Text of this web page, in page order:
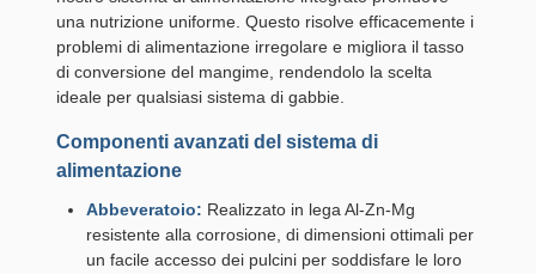
una nutrizione uniforme. Questo risolve efficacemente i
problemi di alimentazione irregolare e migliora il tasso
di conversione del mangime, rendendolo la scelta
ideale per qualsiasi sistema di gabbie.
Componenti avanzati del sistema di
alimentazione
Abbeveratoio: Realizzato in lega Al-Zn-Mg
resistente alla corrosione, di dimensioni ottimali per
un facile accesso dei pulcini per soddisfare le loro